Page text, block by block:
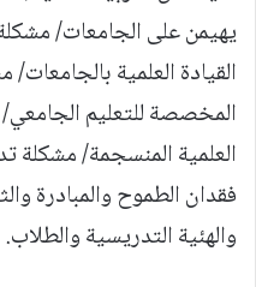
يهيمن على الجامعات/
القيادة العلمية
المخصصة للتعليم
العلمية المنسجمة/ مشكلة
فقدان الطموح والمبادرة
والهئية التدريسية والطلاب.